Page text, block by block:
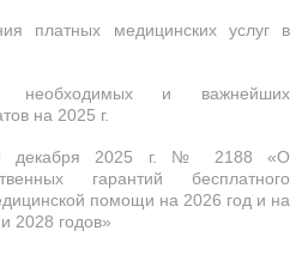
платных медицинских услуг в
необходимых и важнейших
на 2025 г.
декабря 2025 г. № 2188 «О
гарантий бесплатного
помощи на 2026 год и на
2028 годов»